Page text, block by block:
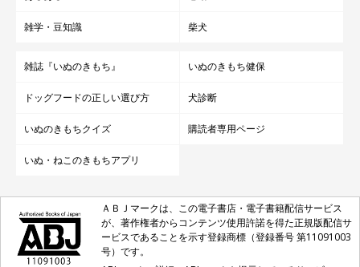
雑学・豆知識 柴犬
雑誌『いぬのきもち』 いぬのきもち健保
ドッグフードの正しい選び方 犬診断
いぬのきもちクイズ 購読者専用ページ
いぬ・ねこのきもちアプリ
ＡＢＪマークは、この電子書店・電子書籍配信サービス
が、著作権者からコンテンツ使用許諾を得た正規版配信サ
ービスであることを示す登録商標（登録番号 第11091003
号）です。